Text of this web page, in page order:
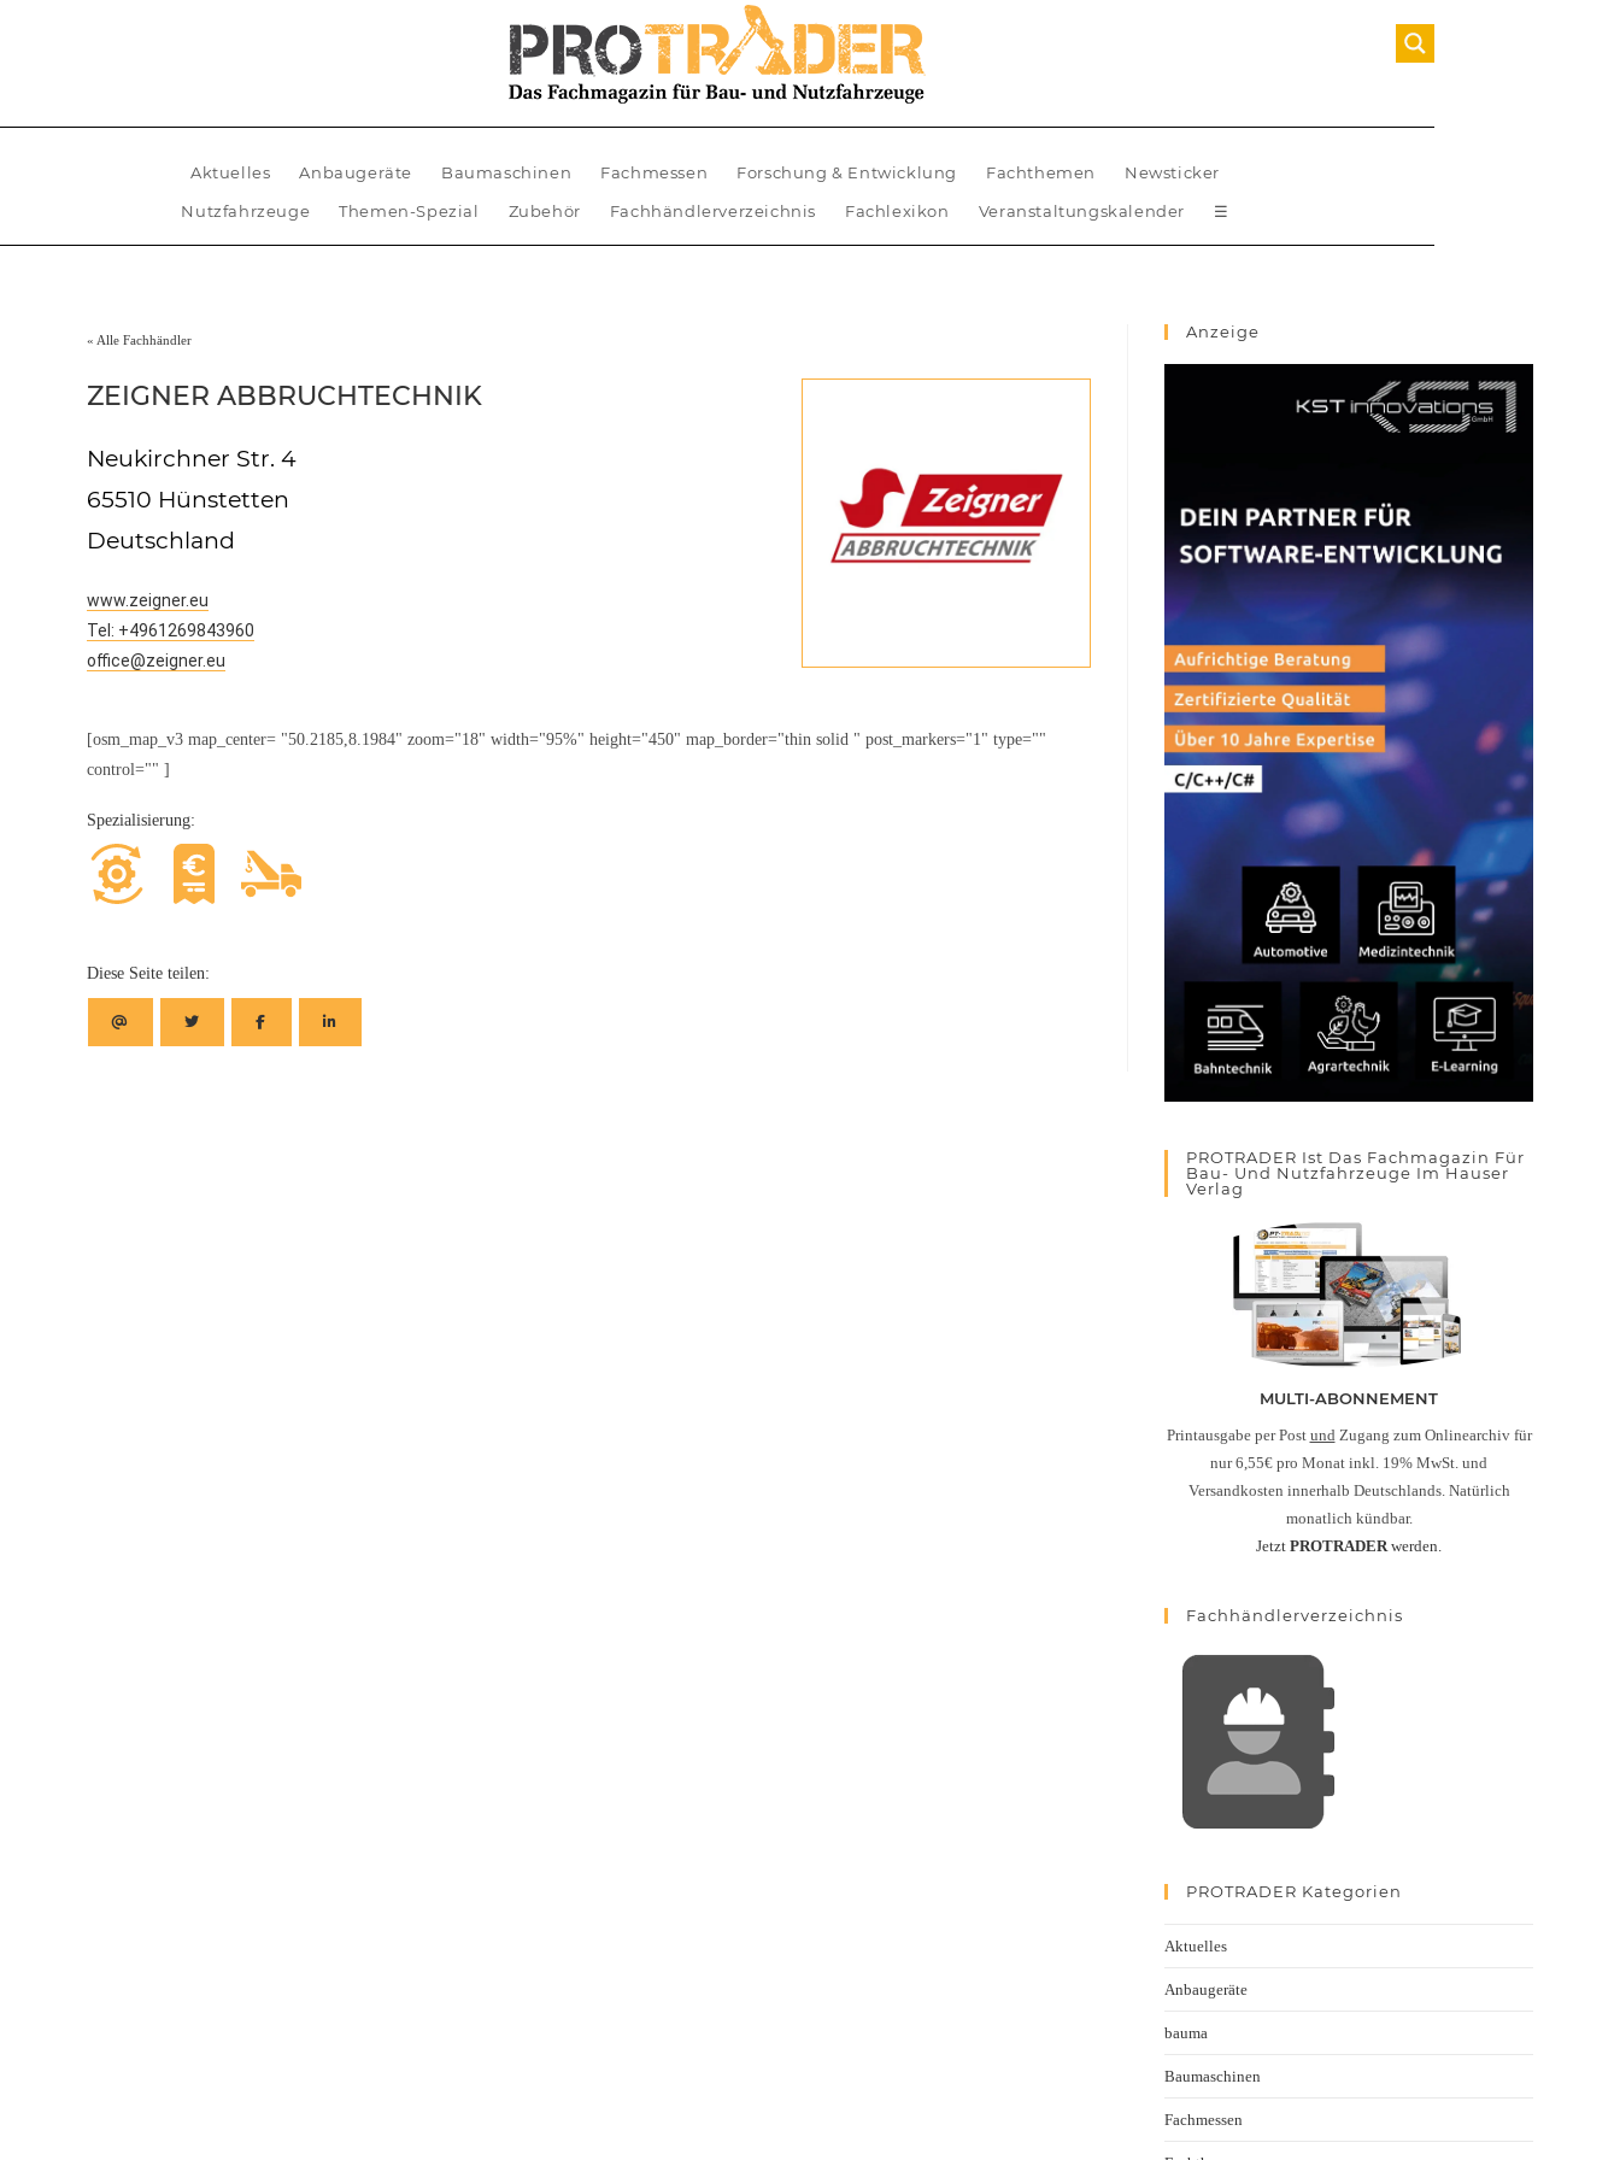
Aktuelles Anbaugeräte Baumaschinen Fachmessen Forschung & Entwicklung Fachthemen
Newsticker
Nutzfahrzeuge
Themen-Spezial Zubehör Fachhändlerverzeichnis Fachlexikon Veranstaltungskalender ☰
« Alle Fachhändler
ZEIGNER ABBRUCHTECHNIK
Neukirchner Str. 4
65510 Hünstetten
Deutschland
www.zeigner.eu
Tel: +4961269843960
office@zeigner.eu
[osm_map_v3 map_center= "50.2185,8.1984" zoom="18" width="95%" height="450" map_border="thin solid " post_markers="1" type=""
control="" ]
Spezialisierung:
Diese Seite teilen:
Anzeige
PROTRADER Ist Das Fachmagazin Für
Bau- Und Nutzfahrzeuge Im Hauser
Verlag
MULTI-ABONNEMENT
Printausgabe per Post und Zugang zum Onlinearchiv für
nur 6,55€ pro Monat inkl. 19% MwSt. und
Versandkosten innerhalb Deutschlands. Natürlich
monatlich kündbar.
Jetzt PROTRADERwerden.
Fachhändlerverzeichnis
PROTRADER Kategorien
Aktuelles
Anbaugeräte
bauma
Baumaschinen
Fachmessen